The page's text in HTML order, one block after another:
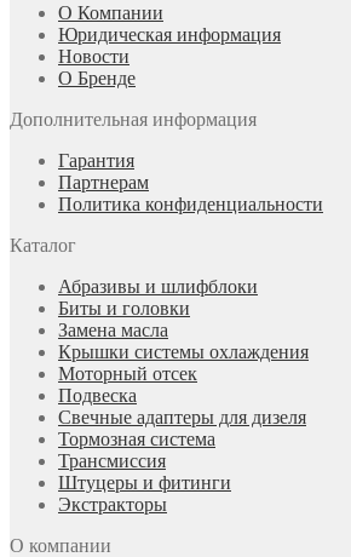
О Компании
Юридическая информация
Новости
О Бренде
Дополнительная информация
Гарантия
Партнерам
Политика конфиденциальности
Каталог
Абразивы и шлифблоки
Биты и головки
Замена масла
Крышки системы охлаждения
Моторный отсек
Подвеска
Свечные адаптеры для дизеля
Тормозная система
Трансмиссия
Штуцеры и фитинги
Экстракторы
О компании